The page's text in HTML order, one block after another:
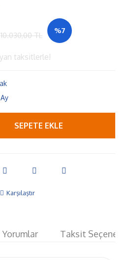
10.030,00 TL
%7
taksitlerle!
SEPETE EKLE
Karşılaştır
Yorumlar Taksit